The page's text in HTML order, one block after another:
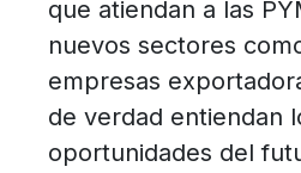
que atiendan a las
nuevos sectores
empresas
de verdad entiendan
oportunidades del